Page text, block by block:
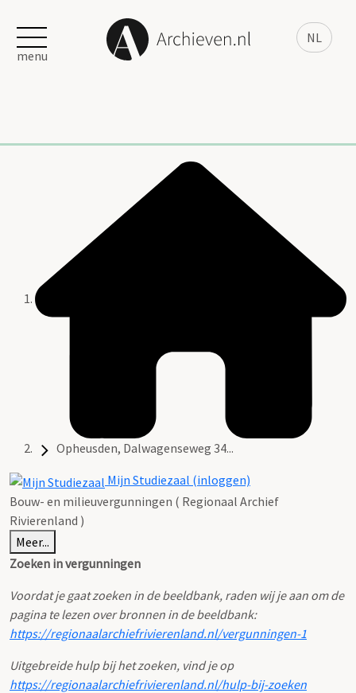
NL
menu
Opheusden, Dalwagenseweg 34...
Mijn Studiezaal (inloggen)
Bouw- en milieuvergunningen ( Regionaal Archief
Rivierenland )
Meer...
Zoeken in vergunningen
Voordat je gaat zoeken in de beeldbank, raden wij je aan om de
pagina te lezen over bronnen in de beeldbank:
https://regionaalarchiefrivierenland.nl/vergunningen-1
Uitgebreide hulp bij het zoeken, vind je op
https://regionaalarchiefrivierenland.nl/hulp-bij-zoeken